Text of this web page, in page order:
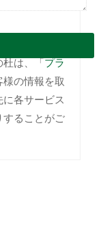
方のみ「送
は、「 プラ
様の情報を取
各サービス
することがご